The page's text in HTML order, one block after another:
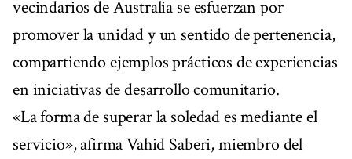
vecindarios de Australia se esfuerzan por
promover la unidad y un sentido de pertenencia,
compartiendo ejemplos prácticos de experiencias
en iniciativas de desarrollo comunitario.
«La forma de superar la soledad es mediante el
servicio», afirma Vahid Saberi, miembro del